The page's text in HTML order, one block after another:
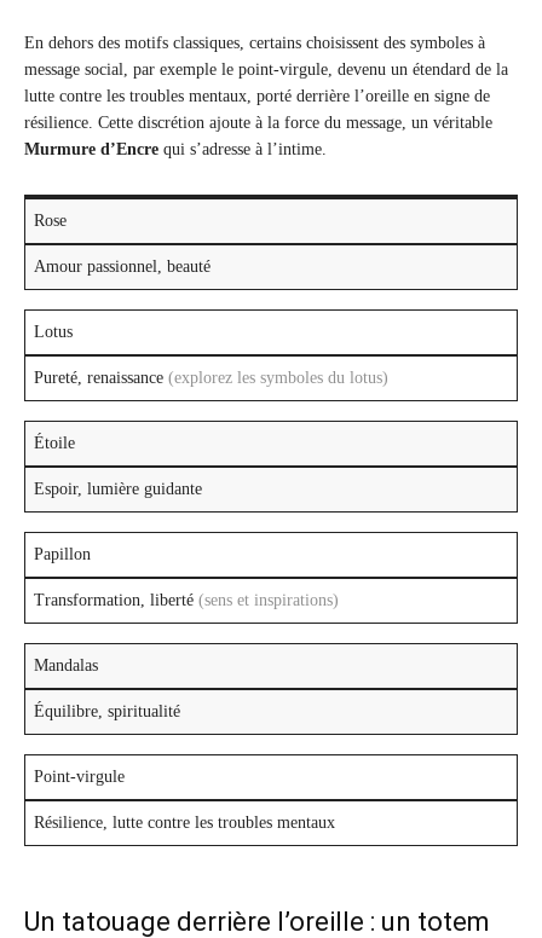
En dehors des motifs classiques, certains choisissent des symboles à
message social, par exemple le point-virgule, devenu un étendard de la
lutte contre les troubles mentaux, porté derrière l’oreille en signe de
résilience. Cette discrétion ajoute à la force du message, un véritable
Murmure d’Encre qui s’adresse à l’intime.
Rose
Amour passionnel, beauté
Lotus
Pureté, renaissance (explorez les symboles du lotus)
Étoile
Espoir, lumière guidante
Papillon
Transformation, liberté (sens et inspirations)
Mandalas
Équilibre, spiritualité
Point-virgule
Résilience, lutte contre les troubles mentaux
Un tatouage derrière l’oreille : un totem